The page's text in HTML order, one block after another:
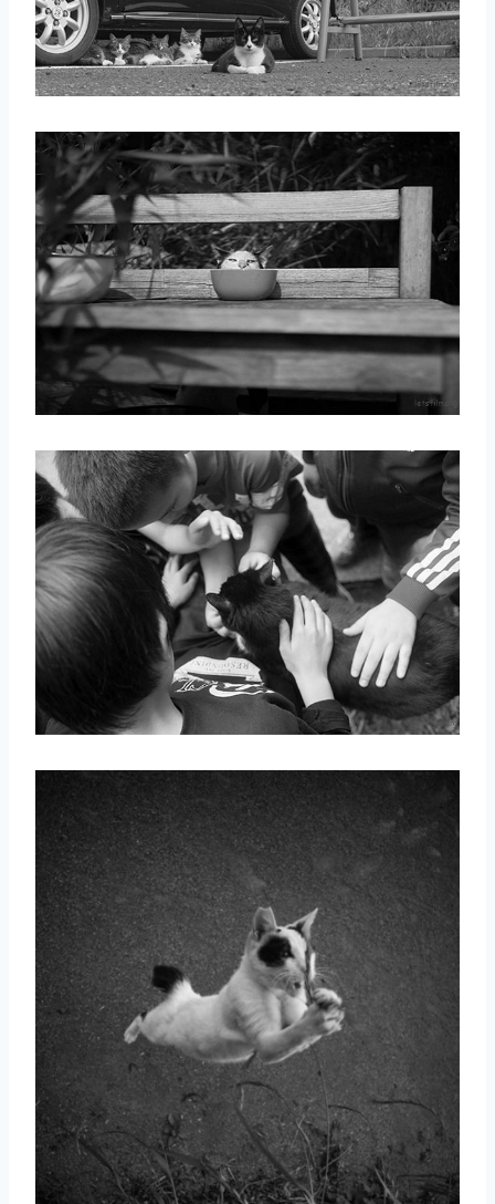
取消 搜索